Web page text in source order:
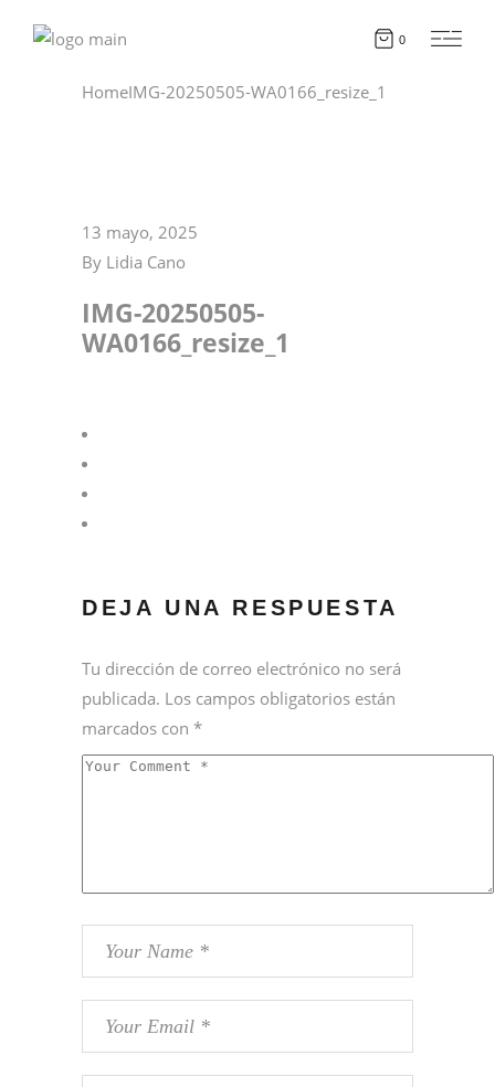
0
HomeIMG-20250505-WA0166_resize_1
13 mayo, 2025
By Lidia Cano
IMG-20250505-
WA0166_resize_1
DEJA UNA RESPUESTA
Tu dirección de correo electrónico no será
publicada. Los campos obligatorios están
marcados con *